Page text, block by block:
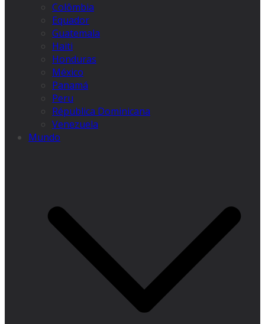
Colômbia
Equador
Guatemala
Haiti
Honduras
México
Panamá
Peru
Républica Dominicana
Venezuela
Mundo